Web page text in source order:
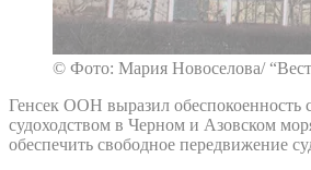
© Фото: Мария Новоселова/
Генсек ООН выразил обеспокоенность
судоходством в Черном и Азовском
обеспечить свободное передвижение